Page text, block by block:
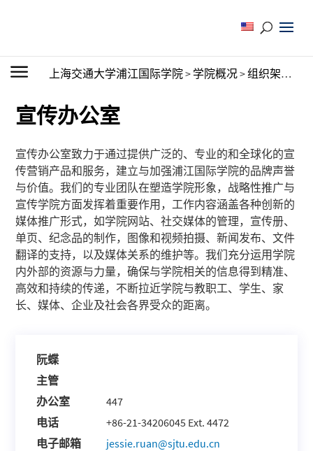
上海交通大学浦江国际学院> 学院概况>组织架构
宣传办公室
宣传办公室致力于通过提供广泛的、专业的和全球化的宣
传营销产品和服务，建立与加强浦江国际学院的品牌声誉
与价值。我们的专业团队在塑造学院形象，战略性推广与
宣传学院方面发挥着重要作用，工作内容涵盖各种创新的
媒体推广形式，如学院网站、社交媒体的管理，宣传册、
单页、纪念品的制作，图像和视频拍摄、新闻发布、文件
翻译的支持，以及媒体关系的维护等。我们充分运用学院
内外部的资源与力量，确保与学院相关的信息得到精准、
高效和持续的传递，不断拉近学院与教职工、学生、家
长、媒体、企业及社会各界受众的距离。
阮蝶
主管
办公室
447
电话
+86-21-34206045 Ext. 4472
电子邮箱
jessie.ruan@sjtu.edu.cn